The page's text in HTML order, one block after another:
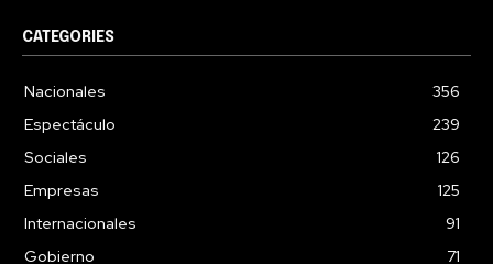
CATEGORIES
Nacionales
356
Espectáculo
239
Sociales
126
Empresas
125
Internacionales
91
Gobierno
71